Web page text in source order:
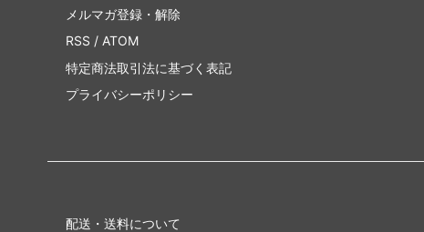
メルマガ登録・解除
RSS / ATOM
特定商法取引法に基づく表記
プライバシーポリシー
配送・送料について